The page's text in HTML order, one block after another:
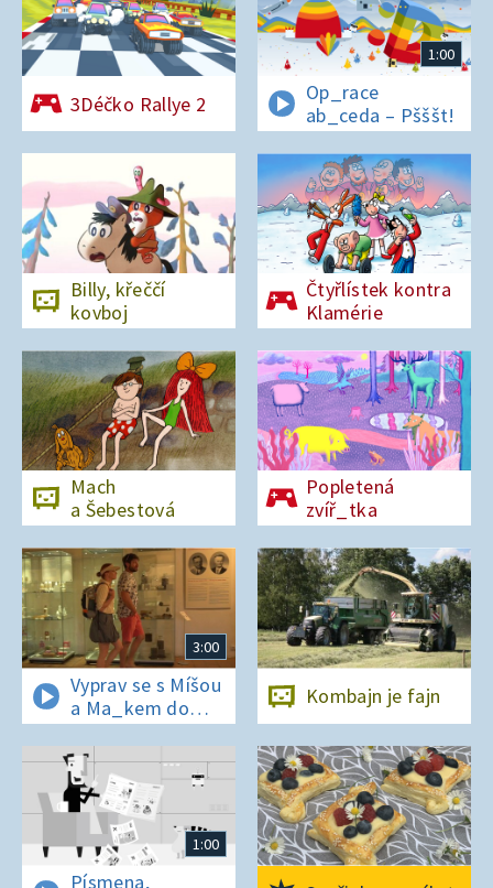
3Déčko Rallye 2
1:00
Op_race
ab_ceda – Pšššt!
Billy, křeččí
kovboj
Čtyřlístek kontra
Klamérie
Mach
a Šebestová
Popletená
zvíř_tka
3:00
Vyprav se s Míšou
a Ma_kem do
Dobrovických
muzeí
Kombajn je fajn
1:00
Písmena,